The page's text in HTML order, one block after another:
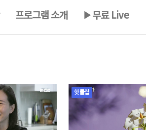
프로그램 소개 ▶무료 Live
핫클립